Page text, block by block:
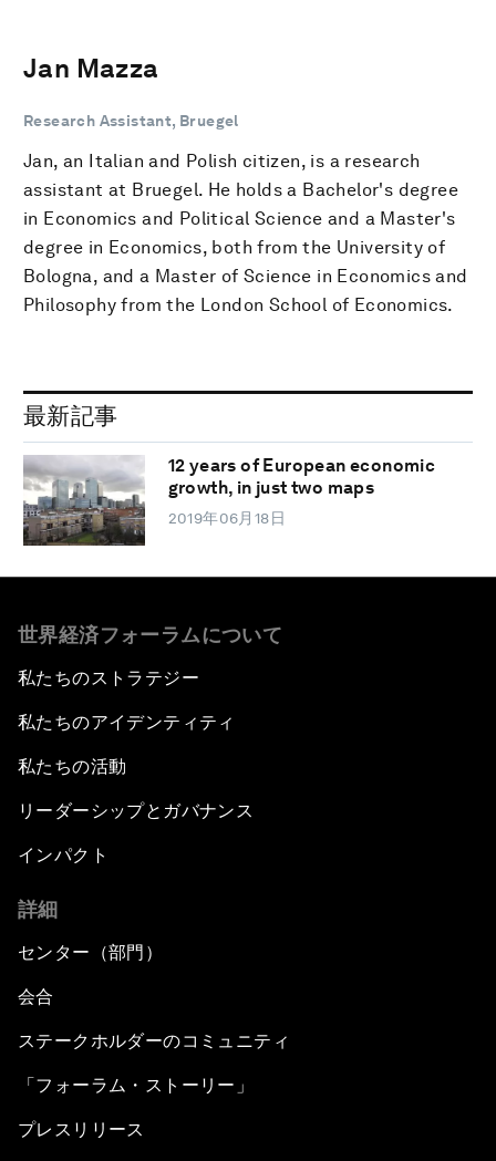
Jan Mazza
Research Assistant, Bruegel
Jan, an Italian and Polish citizen, is a research
assistant at Bruegel. He holds a Bachelor's degree
in Economics and Political Science and a Master's
degree in Economics, both from the University of
Bologna, and a Master of Science in Economics and
Philosophy from the London School of Economics.
最新記事
12 years of European economic
growth, in just two maps
2019年06月18日
世界経済フォーラムについて
私たちのストラテジー
私たちのアイデンティティ
私たちの活動
リーダーシップとガバナンス
インパクト
詳細
センター（部門）
会合
ステークホルダーのコミュニティ
「フォーラム・ストーリー」
プレスリリース